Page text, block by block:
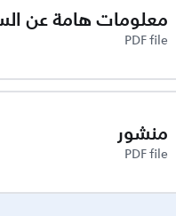
معلومات هامة عن
PDF file
منشور
PDF file